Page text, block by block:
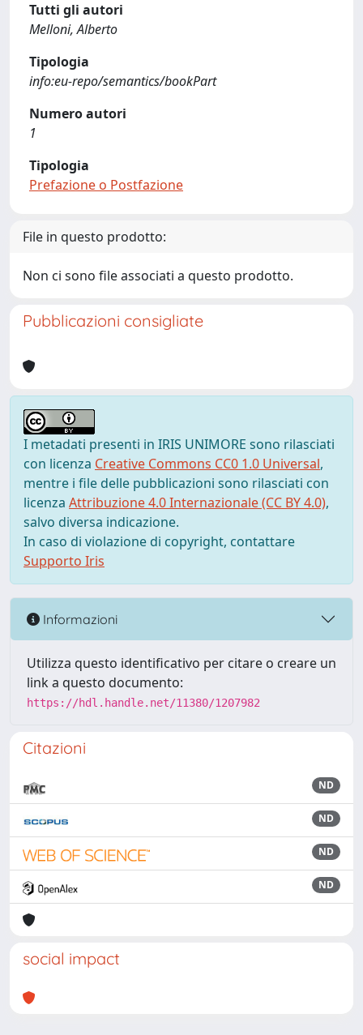
Tutti gli autori
Melloni, Alberto
Tipologia
info:eu-repo/semantics/bookPart
Numero autori
1
Tipologia
Prefazione o Postfazione
File in questo prodotto:
Non ci sono file associati a questo prodotto.
Pubblicazioni consigliate
I metadati presenti in IRIS UNIMORE sono rilasciati
con licenza Creative Commons CC0 1.0 Universal,
mentre i file delle pubblicazioni sono rilasciati con
licenza Attribuzione 4.0 Internazionale (CC BY 4.0),
salvo diversa indicazione.
In caso di violazione di copyright, contattare
Supporto Iris
Informazioni
Utilizza questo identificativo per citare o creare un
link a questo documento:
https://hdl.handle.net/11380/1207982
Citazioni
ND
ND
ND
ND
social impact